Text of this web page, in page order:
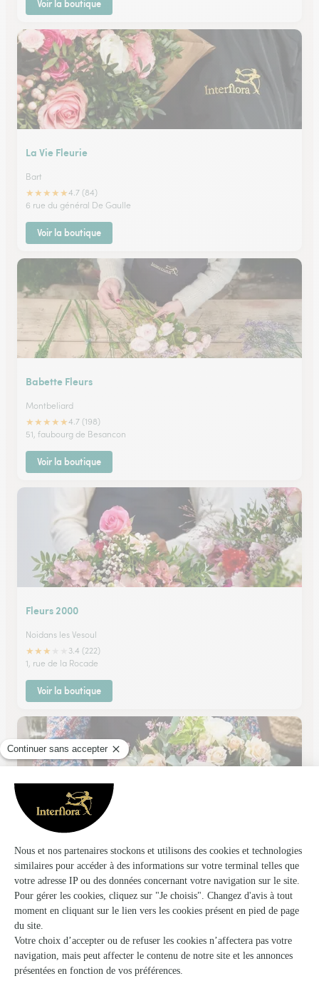
Voir la boutique
La Vie Fleurie
Bart
★★★★★4.7 (84)
6 rue du général De Gaulle
Voir la boutique
Babette Fleurs
Montbeliard
★★★★★4.7 (198)
51, faubourg de Besancon
Voir la boutique
Fleurs 2000
Noidans les Vesoul
★★★
3.4 (222)
1, rue de la Rocade
Voir la boutique
Belfort
★★★★★ 4.4 (126)
14, Bd Anatole France
Voir la boutique